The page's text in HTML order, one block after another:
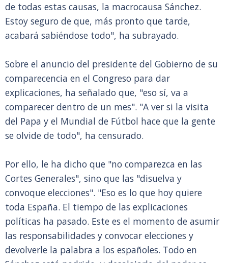
de todas estas causas, la macrocausa Sánchez.
Estoy seguro de que, más pronto que tarde,
acabará sabiéndose todo", ha subrayado.
Sobre el anuncio del presidente del Gobierno de su
comparecencia en el Congreso para dar
explicaciones, ha señalado que, "eso sí, va a
comparecer dentro de un mes". "A ver si la visita
del Papa y el Mundial de Fútbol hace que la gente
se olvide de todo", ha censurado.
Por ello, le ha dicho que "no comparezca en las
Cortes Generales", sino que las "disuelva y
convoque elecciones". "Eso es lo que hoy quiere
toda España. El tiempo de las explicaciones
políticas ha pasado. Este es el momento de asumir
las responsabilidades y convocar elecciones y
devolverle la palabra a los españoles. Todo en